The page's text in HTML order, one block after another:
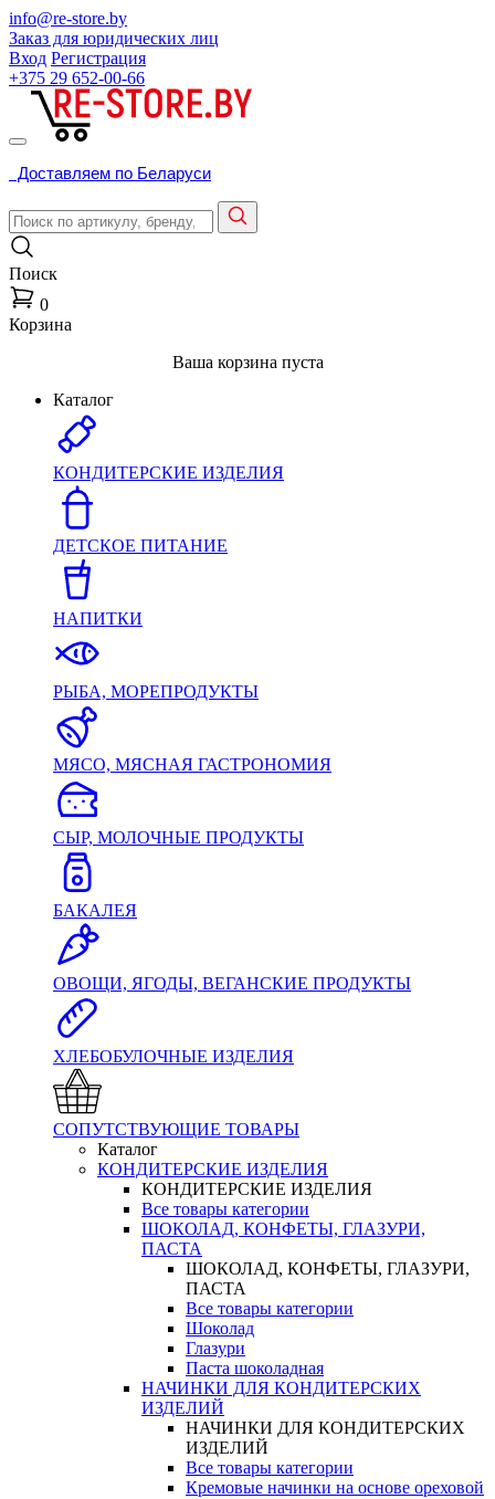
info@re-store.by
Заказ для юридических лиц
Вход Регистрация
+375 29 652-00-66
Доставляем по Беларуси
Поиск
0
Корзина
Ваша корзина пуста
Каталог
КОНДИТЕРСКИЕ ИЗДЕЛИЯ
ДЕТСКОЕ ПИТАНИЕ
НАПИТКИ
РЫБА, МОРЕПРОДУКТЫ
МЯСО, МЯСНАЯ ГАСТРОНОМИЯ
СЫР, МОЛОЧНЫЕ ПРОДУКТЫ
БАКАЛЕЯ
ОВОЩИ, ЯГОДЫ, ВЕГАНСКИЕ ПРОДУКТЫ
ХЛЕБОБУЛОЧНЫЕ ИЗДЕЛИЯ
СОПУТСТВУЮЩИЕ ТОВАРЫ
Каталог
КОНДИТЕРСКИЕ ИЗДЕЛИЯ
КОНДИТЕРСКИЕ ИЗДЕЛИЯ
Все товары категории
ШОКОЛАД, КОНФЕТЫ, ГЛАЗУРИ,
ПАСТА
ШОКОЛАД, КОНФЕТЫ, ГЛАЗУРИ,
ПАСТА
Все товары категории
Шоколад
Глазури
Паста шоколадная
НАЧИНКИ ДЛЯ КОНДИТЕРСКИХ
ИЗДЕЛИЙ
НАЧИНКИ ДЛЯ КОНДИТЕРСКИХ
ИЗДЕЛИЙ
Все товары категории
Кремовые начинки на основе ореховой